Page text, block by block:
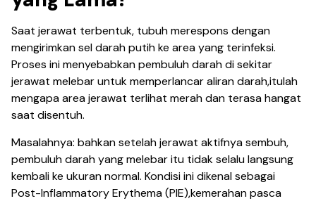
Saat jerawat terbentuk, tubuh merespons dengan
mengirimkan sel darah putih ke area yang terinfeksi.
Proses ini menyebabkan pembuluh darah di sekitar
jerawat melebar untuk memperlancar aliran darah,itulah
mengapa area jerawat terlihat merah dan terasa hangat
saat disentuh.
Masalahnya: bahkan setelah jerawat aktifnya sembuh,
pembuluh darah yang melebar itu tidak selalu langsung
kembali ke ukuran normal. Kondisi ini dikenal sebagai
Post-Inflammatory Erythema (PIE),kemerahan pasca